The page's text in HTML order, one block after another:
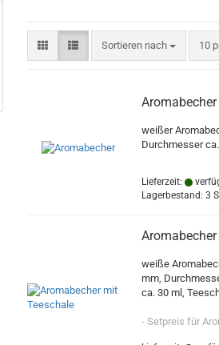
Sortieren nach
Sortieren nach 10
pro
Aromabecher
weißer
Durchmesser
Lieferzeit:
Lagerbestand: 3
weiße
mm,
ca. 30 ml,
- Setpreis für